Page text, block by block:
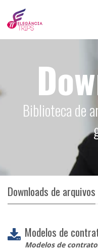
Biblioteca de
Downloads de arquivos
Modelos de
Modelos de